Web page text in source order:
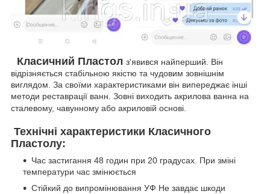
Класичний Пластол з'явився найперший. Він
відрізняється стабільною якістю та чудовим зовнішнім
виглядом. За своїми характеристиками він випереджає інші
методи реставрації ванн. Зовні виходить акрилова ванна на
сталевому, чавунному або акриловій основі.
Технічні характеристики Класичного
Пластолу:
Час застигання 48 годин при 20 градусах. При зміні
температури час змінюється
Стійкий до випромінювання УФ Не завдає шкоди